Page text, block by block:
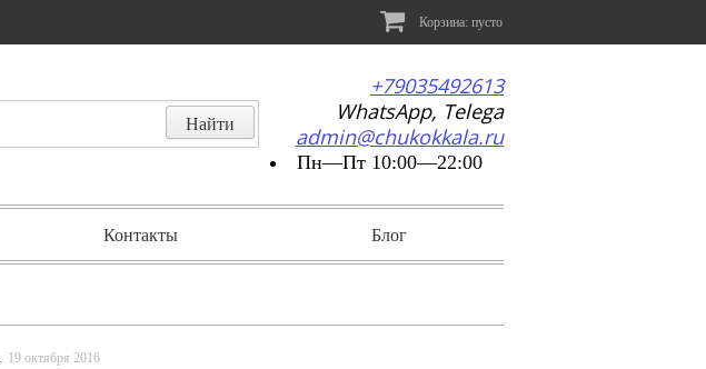
Корзина: пусто
+79035492613
WhatsApp, Telega
admin@chukokkala.ru
Пн—Пт 10:00—22:00
Контакты Блог
19 октября 2016